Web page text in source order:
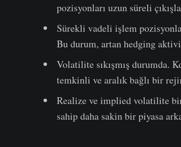
pozisyonları uzun süreli
Sürekli vadeli işlem
Bu durum, artan hedging
Volatilite sıkışmış durumda.
temkinli ve aralık bağlı bir
Realize ve implied volatilite
sahip daha sakin bir piyasa